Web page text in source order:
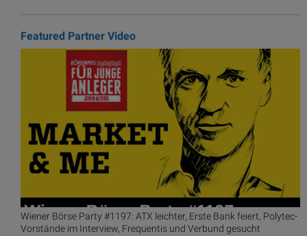
Featured Partner Video
Wiener Börse Party #1197: ATX leichter, Erste Bank feiert, Polytec-
Vorstände im Interview, Frequentis und Verbund gesucht